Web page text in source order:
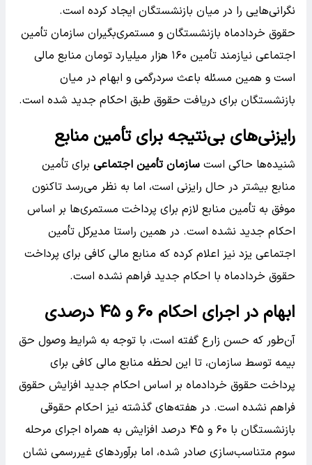
نگرانی‌هایی را در میان بازنشستگان ایجاد کرده است.
حقوق خردادماه بازنشستگان و مستمری‌بگیران سازمان تأمین
اجتماعی نیازمند تأمین ۱۶۰ هزار میلیارد تومان منابع مالی
است و همین مسئله باعث سردرگمی و ابهام در میان
بازنشستگان برای دریافت حقوق طبق احکام جدید شده است.
رایزنی‌های بی‌نتیجه برای تأمین منابع
شنیده‌ها حاکی است سازمان تأمین اجتماعی برای تأمین
منابع بیشتر در حال رایزنی است، اما به نظر می‌رسد تاکنون
موفق به تأمین منابع لازم برای پرداخت مستمری‌ها بر اساس
احکام جدید نشده است. در همین راستا مدیرکل تأمین
اجتماعی یزد نیز اعلام کرده که منابع مالی کافی برای پرداخت
حقوق خردادماه با احکام جدید فراهم نشده است.
ابهام در اجرای احکام ۶۰ و ۴۵ درصدی
آن‌طور که حسن زارع گفته است، با توجه به شرایط وصول حق
بیمه توسط سازمان، تا این لحظه منابع مالی کافی برای
پرداخت حقوق خردادماه بر اساس احکام جدید افزایش حقوق
فراهم نشده است. در هفته‌های گذشته نیز احکام حقوقی
بازنشستگان با ۶۰ و ۴۵ درصد افزایش به همراه اجرای مرحله
سوم متناسب‌سازی صادر شده، اما برآوردهای غیررسمی نشان